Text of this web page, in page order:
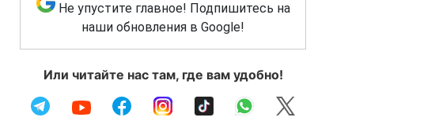
Не упустите главное! Подпишитесь на
наши обновления в Google!
Или читайте нас там, где вам удобно!